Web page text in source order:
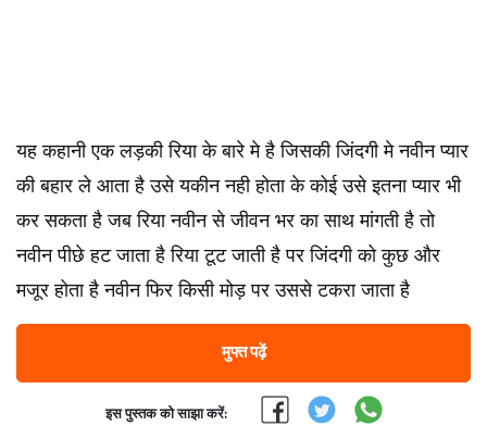
यह कहानी एक लड़की रिया के बारे मे है जिसकी जिंदगी मे नवीन प्यार
की बहार ले आता है उसे यकीन नही होता के कोई उसे इतना प्यार भी
कर सकता है जब रिया नवीन से जीवन भर का साथ मांगती है तो
नवीन पीछे हट जाता है रिया टूट जाती है पर जिंदगी को कुछ और
मजूर होता है नवीन फिर किसी मोड़ पर उससे टकरा जाता है
मुफ्त पढ़ें
इस पुस्तक को साझा करें: